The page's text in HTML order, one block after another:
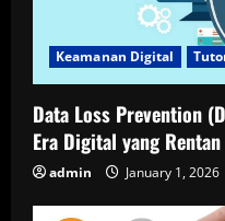
Keamanan Digital
Data Loss Prevention
Era Digital yang Rentan
admin January 1, 2026